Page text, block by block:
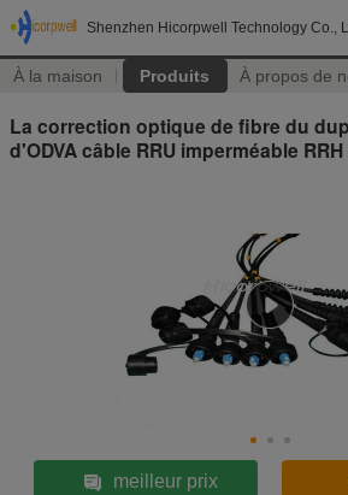
Shenzhen Hicorpwell Technology Co.,
À la maison Produits À propos de
La correction optique de fibre du
d'ODVA câble RRU imperméable
meilleur prix